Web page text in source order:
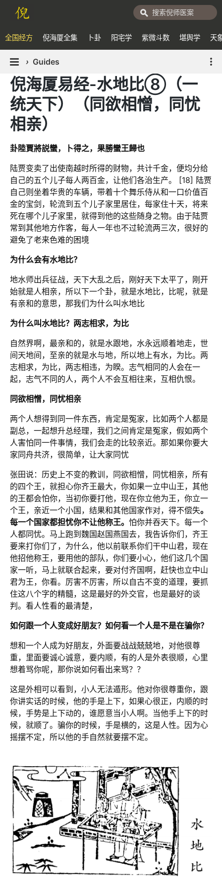
全国经方 倪海厦全集 卜卦 阳宅学 紫微斗数 堪舆学 天
› Guides
倪海厦易经-水地比⑧（一
统天下）（同欲相憎，同忧
相亲）
卦陸賈將説蠻，卜得之，果勝蠻王歸也
陆贾变卖了出使南越时所得的财物，共计千金，便均分给
自己的五个儿子每人两百金，让他们各治生产。 [18] 陆贾
自己则坐着华贵的车辆，带着十个舞乐侍从和一口价值百
金的宝剑，轮流到五个儿子家里居住，每家住十天，将来
死在哪个儿子家里，就得到他的这些随身之物。由于陆贾
常到其他地方作客，每人一年也不过轮流两三次，很好的
避免了老来色难的困境
为什么会有水地比？
地水师出兵征战，天下大乱之后，刚好天下太平了，刚开
始就是人相亲，所以下一个卦，就是水地比，比呢，就是
有亲和的意思，那我们为什么叫水地比
为什么叫水地比？两志相求，为比
自然界啊，最亲和的，就是水跟地，水永远顺着地走，世
间天地间，至亲的就是水与地，所以地上有水，为比。两
志相求，为比，两志相违，为睽。志气相同的人会在一
起，志气不同的人，两个人不会互相往来，互相仇恨。
同欲相憎，同忧相亲
两个人想得到同一件东西，肯定是冤家，比如两个人都是
副总，一起想升总经理，我们之间肯定是冤家，假如两个
人害怕同一件事情，我们会走的比较亲近。那如果你要大
家同舟共济，很简单，让大家同忧
张田说：历史上不变的教训，同欲相憎，同忧相亲，所有
的四个王，就担心你齐王最大，你如果一立中山王，其他
的王都会怕你，当初你要打他，现在你立他为王，你立一
个王，亲近一个小国，结果和其他国家作对，得不偿失。
每一个国家都担忧你不让他称王。 怕你并吞天下。每一个
人都同忧。马上跑到魏国赵国燕国去，我告诉你们，齐王
要来打你们了，为什么，他以前联系你们干中山君，现在
他招他称王，要用他的部队，你们要小心，他们这几个国
家一听，马上就联合起来，要对付齐国啊，赶快也立中山
君为王，你看。厉害不厉害，所以自古不变的道理，要抓
住这八个字的精髓，这是最好的外交官，也是最好的谈
判。看人性看的最清楚，
如何跟一个人变成好朋友？如何看一个人是不是在骗你？
想和一个人成为好朋友，外面要战战兢兢地，对他很尊
重，里面要诚心诚意，要内顺，有的人是外表很顺，心里
想着骂你呢，那你说如何看出来骂？？
这是外相可以看到，小人无法遁形。他对你很尊重你，跟
你讲实话的时候，他的手是上下，如果心很正，内顺的时
候，手势是上下动的，谁愿意当小人啊。当他手上下的时
候，就顺了。骗你的时候，手是横的，这是人性。因为心
摇摆不定，所以他的手自然就要摆不定。